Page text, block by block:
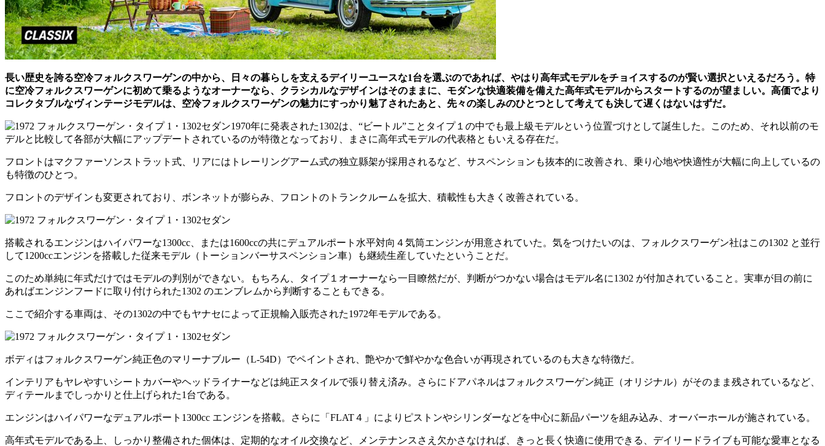
長い歴史を誇る空冷フォルクスワーゲンの中から、日々の暮らしを支えるデイリーユースな1台を選ぶのであれば、やはり高年式モデルをチョイスするのが賢い選択といえるだろう。特
に空冷フォルクスワーゲンに初めて乗るようなオーナーなら、クラシカルなデザインはそのままに、モダンな快適装備を備えた高年式モデルからスタートするのが望ましい。高価でより
コレクタブルなヴィンテージモデルは、空冷フォルクスワーゲンの魅力にすっかり魅了されたあと、先々の楽しみのひとつとして考えても決して遅くはないはずだ。
1970年に発表された1302は、“ビートル”ことタイプ１の中でも最上級モデルという位置づけとして誕生した。このため、それ以前のモ
デルと比較して各部が大幅にアップデートされているのが特徴となっており、まさに高年式モデルの代表格ともいえる存在だ。
フロントはマクファーソンストラット式、リアにはトレーリングアーム式の独立縣架が採用されるなど、サスペンションも抜本的に改善され、乗り心地や快適性が大幅に向上しているの
も特徴のひとつ。
フロントのデザインも変更されており、ボンネットが膨らみ、フロントのトランクルームを拡大、積載性も大きく改善されている。
搭載されるエンジンはハイパワーな1300cc、または1600ccの共にデュアルポート水平対向４気筒エンジンが用意されていた。気をつけたいのは、フォルクスワーゲン社はこの1302 と並行
して1200ccエンジンを搭載した従来モデル（トーションバーサスペンション車）も継続生産していたということだ。
このため単純に年式だけではモデルの判別ができない。もちろん、タイプ１オーナーなら一目瞭然だが、判断がつかない場合はモデル名に1302 が付加されていること。実車が目の前に
あればエンジンフードに取り付けられた1302 のエンブレムから判断することもできる。
ここで紹介する車両は、その1302の中でもヤナセによって正規輸入販売された1972年モデルである。
ボディはフォルクスワーゲン純正色のマリーナブルー（L-54D）でペイントされ、艶やかで鮮やかな色合いが再現されているのも大きな特徴だ。
インテリアもヤレやすいシートカバーやヘッドライナーなどは純正スタイルで張り替え済み。さらにドアパネルはフォルクスワーゲン純正（オリジナル）がそのまま残されているなど、
ディテールまでしっかりと仕上げられた1台である。
エンジンはハイパワーなデュアルポート1300cc エンジンを搭載。さらに「FLAT４」によりピストンやシリンダーなどを中心に新品パーツを組み込み、オーバーホールが施されている。
高年式モデルである上、しっかり整備された個体は、定期的なオイル交換など、メンテナンスさえ欠かさなければ、きっと長く快適に使用できる、デイリードライブも可能な愛車となる